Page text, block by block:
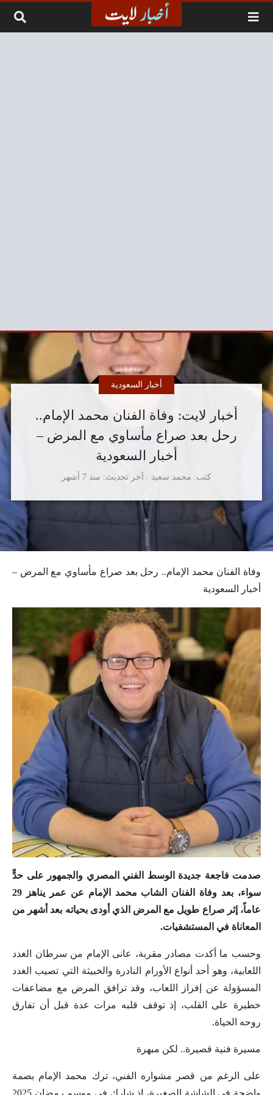
أخبار لايت: وفاة الفنان محمد الإمام..
رحل بعد صراع مأساوي مع المرض –
أخبار السعودية
كتب محمد سعيد
أخبار السعودية
آخر تحديث منذ 7 أشهر
وفاة الفنان محمد الإمام.. رحل بعد صراع مأساوي مع المرض –
أخبار السعودية
صدمت فاجعة جديدة الوسط الفني المصري والجمهور على حدٍّ
سواء، بعد وفاة الفنان الشاب محمد الإمام عن عمر يناهز 29
عاماً، إثر صراع طويل مع المرض الذي أودى بحياته بعد أشهر من
المعاناة في المستشفيات.
وحسب ما أكدت مصادر مقربة، عانى الإمام من سرطان الغدد
اللعابية، وهو أحد أنواع الأورام النادرة والخبيثة التي تصيب الغدد
المسؤولة عن إفراز اللعاب، وقد ترافق المرض مع مضاعفات
خطيرة على القلب، إذ توقف قلبه مرات عدة قبل أن تفارق
روحه الحياة.
مسيرة فنية قصيرة.. لكن مبهرة
على الرغم من قصر مشواره الفني، ترك محمد الإمام بصمة
واضحة في الشاشة الصغيرة، إذ شارك في موسم رمضان 2025